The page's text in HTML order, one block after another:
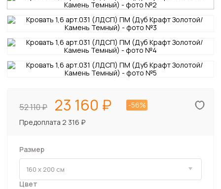
52 110 23 160
-56%
Предоплата 2 316 ₽
Размер
Цвет